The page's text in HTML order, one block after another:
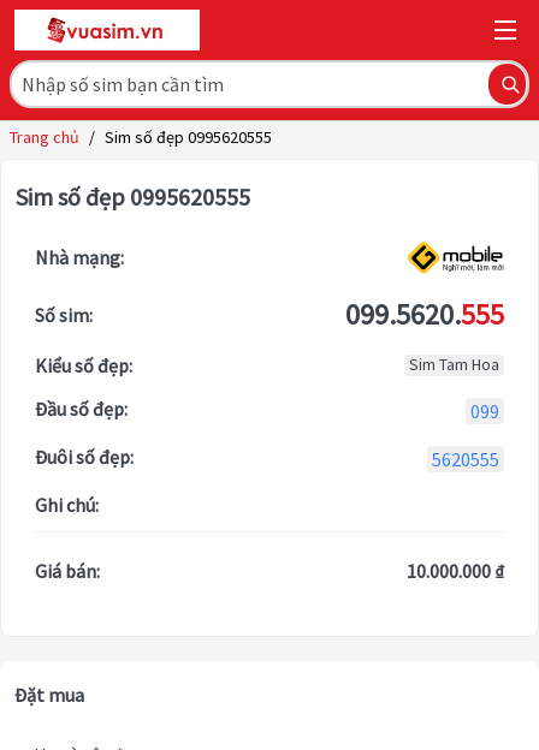
Trang chủ / Sim số đẹp 0995620555
Sim số đẹp 0995620555
Nhà mạng:
Số sim: 099.5620.555
Kiểu số đẹp: Sim Tam Hoa
Đầu số đẹp:
099
Đuôi số đẹp:
5620555
Ghi chú:
Giá bán: 10.000.000 ₫
Đặt mua